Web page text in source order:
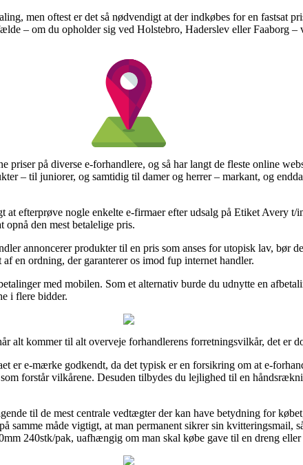
men oftest er det så nødvendigt at der indkøbes for en fastsat
– om du opholder sig ved Holstebro, Haderslev eller Faaborg
priser på diverse e-forhandlere, og så har langt de fleste online
– til juniorer, og samtidig til damer og herrer – markant, og
at efterprøve nogle enkelte e-firmaer efter udsalg på Etiket Avery
opnå den mest betalelige pris.
annoncerer produkter til en pris som anses for utopisk lav, bør
en ordning, der garanterer os imod fup internet handler.
med mobilen. Som et alternativ burde du udnytte en
i flere bidder.
alt kommer til alt overveje forhandlerens forretningsvilkår, det er
er e-mærke godkendt, da det typisk er en forsikring om at e-
forstår vilkårene. Desuden tilbydes du lejlighed til en
til de mest centrale vedtægter der kan have betydning for
samme måde vigtigt, at man permanent sikrer sin kvitteringsmail,
240stk/pak, uafhængig om man skal købe gave til en dreng eller